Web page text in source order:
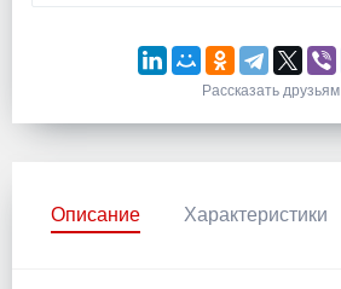
Рассказать друзьям
Описание Характеристики